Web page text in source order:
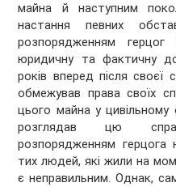
майна й наступним
настання певних
розпорядженням
юридичну та фактичну
років вперед після своєї
обмежував права своїх
цього майна у
розглядав цю
розпорядженням
тих людей, які жили на
є неправильним. Однак,